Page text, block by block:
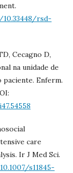
rsd-
Cecagno D,
na unidade de
paciente. Enferm.
care
Ir J Med Sci.
s11845-